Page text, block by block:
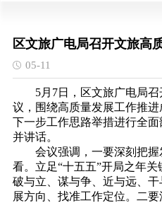
区文旅广电局召开文旅高
05-11
5月7日，区文旅广电局
议，围绕高质量发展工作推
下一步工作思路举措进行全
并讲话。
会议强调，一要深刻把
看。立足“十五五”开局之年关
破与立、谋与争、近与远、
展方向、找准工作定位。二